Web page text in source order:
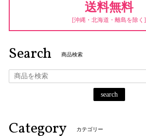
送料無料
[沖縄・北海道・離島を除く]
Search 商品検索
search
Category カテゴリー